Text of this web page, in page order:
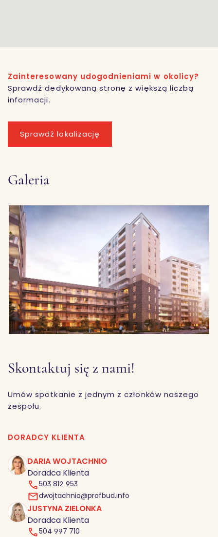
Zainteresowany udogodnieniami w okolicy?
Sprawdź dedykowaną stronę z większą liczbą
informacji.
Sprawdź lokalizację
Galeria
Skontaktuj się z nami!
Umów spotkanie z jednym z członków naszego
zespołu.
DORADCY KLIENTA
DW DARIA WOJTACHNIO
Doradca Klienta
503 812 953
dwojtachnio@profbud.info
JZ
JUSTYNA ZIELONKA
Doradca Klienta
504 997 710